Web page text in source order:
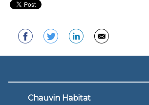
Chauvin Habitat